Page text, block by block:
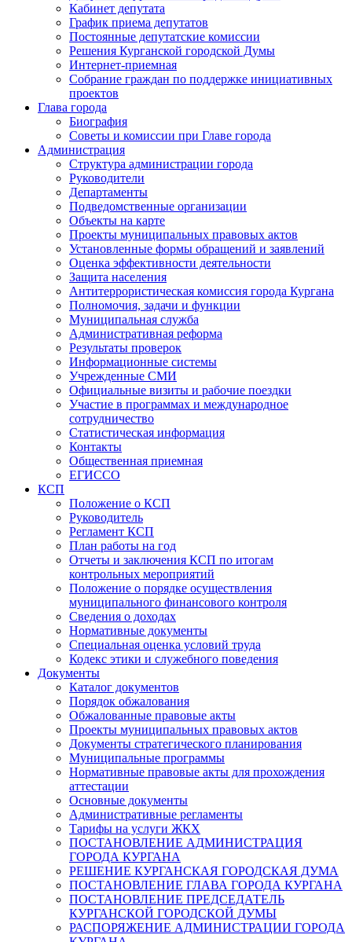
Кабинет депутата
График приема депутатов
Постоянные депутатские комиссии
Решения Курганской городской Думы
Интернет-приемная
Собрание граждан по поддержке инициативных
проектов
Глава города
Биография
Советы и комиссии при Главе города
Администрация
Структура администрации города
Руководители
Департаменты
Подведомственные организации
Объекты на карте
Проекты муниципальных правовых актов
Установленные формы обращений и заявлений
Оценка эффективности деятельности
Защита населения
Антитеррористическая комиссия города Кургана
Полномочия, задачи и функции
Муниципальная служба
Административная реформа
Результаты проверок
Информационные системы
Учрежденные СМИ
Официальные визиты и рабочие поездки
Участие в программах и международное
сотрудничество
Статистическая информация
Контакты
Общественная приемная
ЕГИССО
КСП
Положение о КСП
Руководитель
Регламент КСП
План работы на год
Отчеты и заключения КСП по итогам
контрольных мероприятий
Положение о порядке осуществления
муниципального финансового контроля
Сведения о доходах
Нормативные документы
Специальная оценка условий труда
Кодекс этики и служебного поведения
Документы
Каталог документов
Порядок обжалования
Обжалованные правовые акты
Проекты муниципальных правовых актов
Документы стратегического планирования
Муниципальные программы
Нормативные правовые акты для прохождения
аттестации
Основные документы
Административные регламенты
Тарифы на услуги ЖКХ
ПОСТАНОВЛЕНИЕ АДМИНИСТРАЦИЯ
ГОРОДА КУРГАНА
РЕШЕНИЕ КУРГАНСКАЯ ГОРОДСКАЯ ДУМА
ПОСТАНОВЛЕНИЕ ГЛАВА ГОРОДА КУРГАНА
ПОСТАНОВЛЕНИЕ ПРЕДСЕДАТЕЛЬ
КУРГАНСКОЙ ГОРОДСКОЙ ДУМЫ
РАСПОРЯЖЕНИЕ АДМИНИСТРАЦИИ ГОРОДА